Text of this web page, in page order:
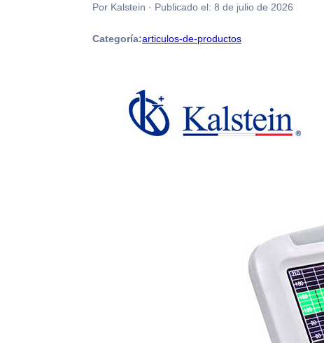
Por Kalstein · Publicado el: 8 de julio de 2026
Categoría:articulos-de-productos